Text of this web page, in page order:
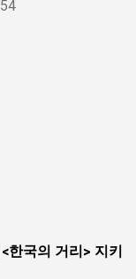
한국의 거리> 지키